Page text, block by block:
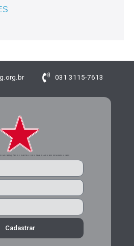
031 3115-7613
INFORMAÇÕES DO PARTIDO DOS TRABALHADORES DE MINAS GERAIS
Cadastrar